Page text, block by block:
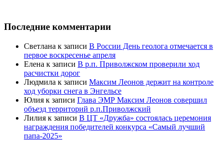
Последние комментарии
Светлана к записи В России День геолога отмечается в
первое воскресенье апреля
Елена к записи В р.п. Приволжском проверили ход
расчистки дорог
Людмила к записи Максим Леонов держит на контроле
ход уборки снега в Энгельсе
Юлия к записи Глава ЭМР Максим Леонов совершил
объезд территорий р.п.Приволжский
Лилия к записи В ЦТ «Дружба» состоялась церемония
награждения победителей конкурса «Самый лучший
папа-2025»